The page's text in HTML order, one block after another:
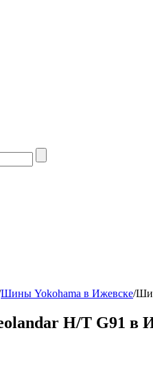
Шины Yokohama в Ижевске/
H/T G91 в